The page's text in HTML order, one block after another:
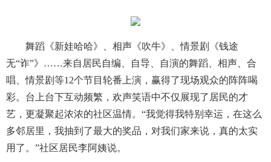
舞蹈《新娃哈哈》、相声《吹牛》、情景剧《钱途
无“诈”》……来自居民自编、自导、自演的舞蹈、相声、合
唱、情景剧等12个节目轮番上演，赢得了现场观众的阵阵喝
彩。台上台下互动频繁，欢声笑语中不仅展现了居民的才
艺，更凝聚起浓浓的社区温情。“我觉得我特别幸运，在这么
多邻居里，我抽到了最大的奖品，对我们家来说，真的太实
用了。”社区居民李阿姨说。